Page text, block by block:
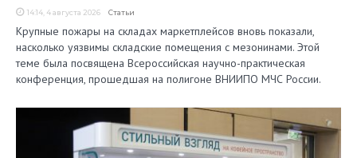
14:14, 4 августа 2026 Статьи
Крупные пожары на складах маркетплейсов вновь показали,
насколько уязвимы складские помещения с мезонинами. Этой
теме была посвящена Всероссийская научно-практическая
конференция, прошедшая на полигоне ВНИИПО МЧС России.